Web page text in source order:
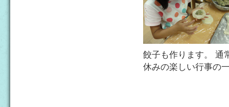
餃子も作ります。 通
休みの楽しい行事の